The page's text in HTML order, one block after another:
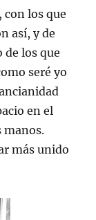
con los que
así, y de
de los que
seré yo
en el
manos.
más unido